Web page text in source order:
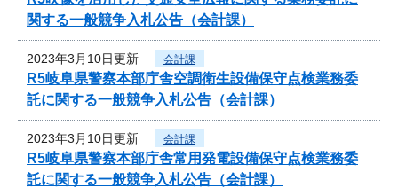
関する一般競争入札公告（会計課）
2023年3月10日更新 会計課
R5岐阜県警察本部庁舎空調衛生設備保守点検業務委
託に関する一般競争入札公告（会計課）
2023年3月10日更新 会計課
R5岐阜県警察本部庁舎常用発電設備保守点検業務委
託に関する一般競争入札公告（会計課）